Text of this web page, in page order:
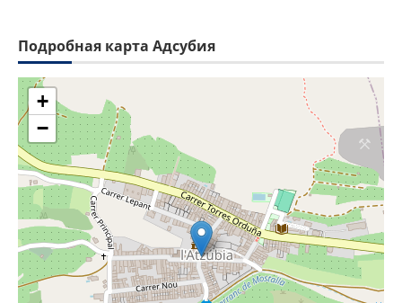
Подробная карта Адсубия
+
−